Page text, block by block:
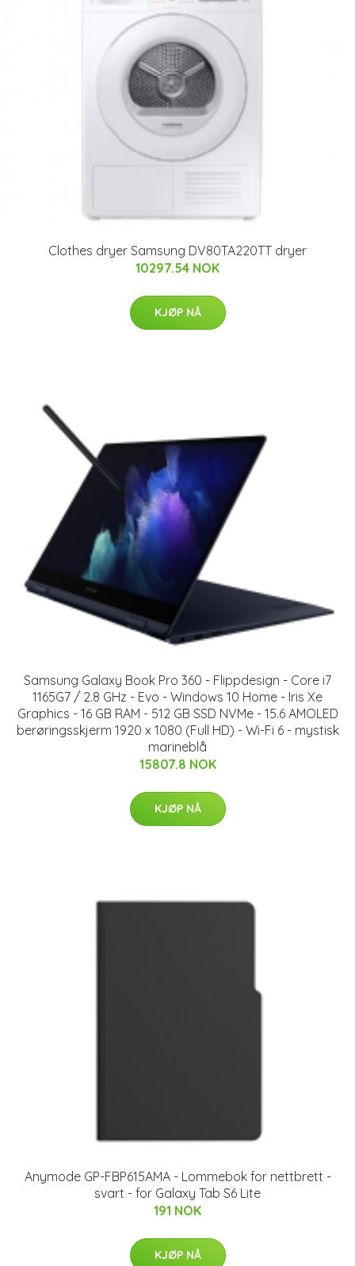
Clothes dryer Samsung DV80TA220TT dryer
10297.54 NOK
KJØP NÅ
Samsung Galaxy Book Pro 360 - Flippdesign - Core i7
1165G7 / 2.8 GHz - Evo - Windows 10 Home - Iris Xe
Graphics - 16 GB RAM - 512 GB SSD NVMe - 15.6 AMOLED
berøringsskjerm 1920 x 1080 (Full HD) - Wi-Fi 6 - mystisk
marineblå
15807.8 NOK
KJØP NÅ
Anymode GP-FBP615AMA - Lommebok for nettbrett -
svart - for Galaxy Tab S6 Lite
191 NOK
KJØP NÅ